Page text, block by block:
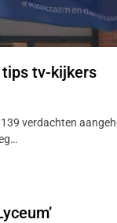
tips tv-kijkers
verdachten